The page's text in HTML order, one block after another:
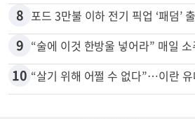
7
8 포드 3만불 이하 전기 픽업 ‘패덤’
9